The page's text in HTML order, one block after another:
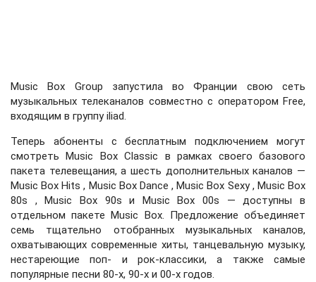
Music Box Group запустила во Франции свою сеть
музыкальных телеканалов совместно с оператором Free,
входящим в группу iliad.
Теперь абоненты с бесплатным подключением могут
смотреть Music Box Classic в рамках своего базового
пакета телевещания, а шесть дополнительных каналов —
Music Box Hits , Music Box Dance , Music Box Sexy , Music Box
80s , Music Box 90s и Music Box 00s — доступны в
отдельном пакете Music Box. Предложение объединяет
семь тщательно отобранных музыкальных каналов,
охватывающих современные хиты, танцевальную музыку,
нестареющие поп- и рок-классики, а также самые
популярные песни 80-х, 90-х и 00-х годов.